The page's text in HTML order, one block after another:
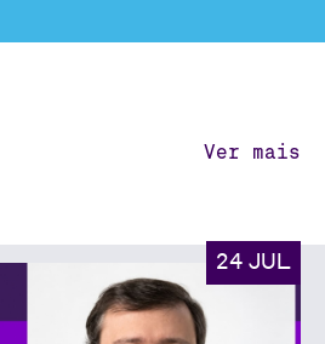
Ver mais
24 JUL